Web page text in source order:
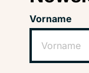
Vorname